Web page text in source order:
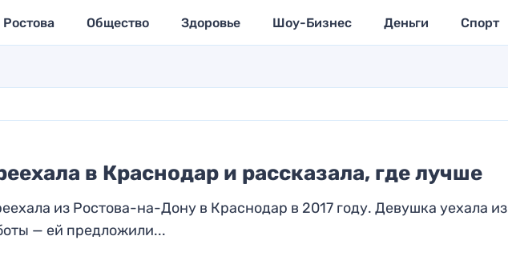
Общество Здоровье Шоу-Бизнес Деньги Спорт
в Краснодар и рассказала, где лучше
из Ростова-на-Дону в Краснодар в 2017 году. Девушка уехала из
— ей предложили...